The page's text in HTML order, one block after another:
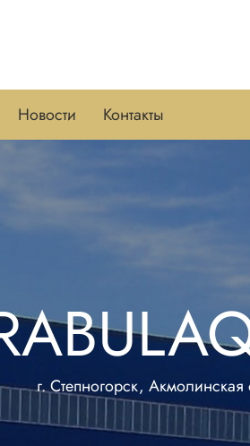
Новости Контакты
г. Степногорск, Акмолинская